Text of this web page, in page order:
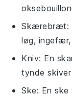
Skærebræt:
løg, ingefær,
Kniv: En
tynde
Ske: En